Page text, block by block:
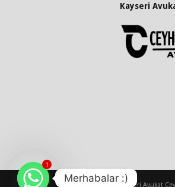
Kayseri
Kayseri Avukat
1
Merhabalar :)